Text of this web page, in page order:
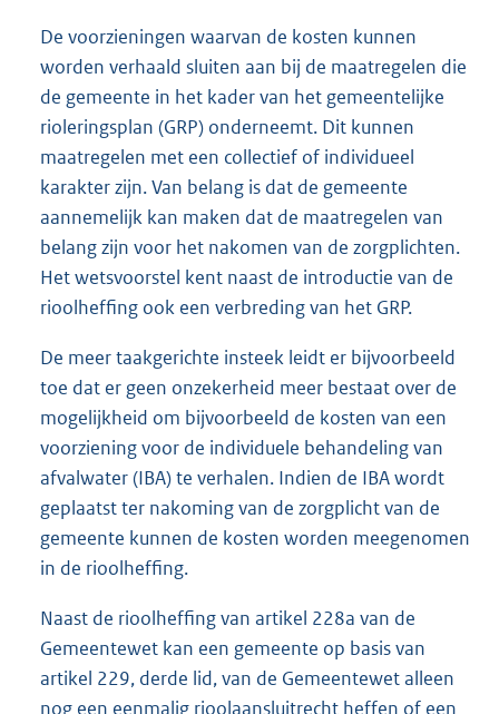
De voorzieningen waarvan de kosten kunnen
worden verhaald sluiten aan bij de maatregelen die
de gemeente in het kader van het gemeentelijke
rioleringsplan (GRP) onderneemt. Dit kunnen
maatregelen met een collectief of individueel
karakter zijn. Van belang is dat de gemeente
aannemelijk kan maken dat de maatregelen van
belang zijn voor het nakomen van de zorgplichten.
Het wetsvoorstel kent naast de introductie van de
rioolheffing ook een verbreding van het GRP.
De meer taakgerichte insteek leidt er bijvoorbeeld
toe dat er geen onzekerheid meer bestaat over de
mogelijkheid om bijvoorbeeld de kosten van een
voorziening voor de individuele behandeling van
afvalwater (IBA) te verhalen. Indien de IBA wordt
geplaatst ter nakoming van de zorgplicht van de
gemeente kunnen de kosten worden meegenomen
in de rioolheffing.
Naast de rioolheffing van artikel 228a van de
Gemeentewet kan een gemeente op basis van
artikel 229, derde lid, van de Gemeentewet alleen
nog een eenmalig rioolaansluitrecht heffen of een